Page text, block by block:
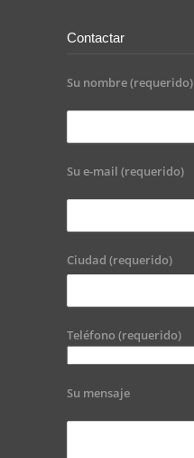
Contactar
Su nombre (requerido)
Su e-mail (requerido)
Ciudad (requerido)
Teléfono (requerido)
Su mensaje